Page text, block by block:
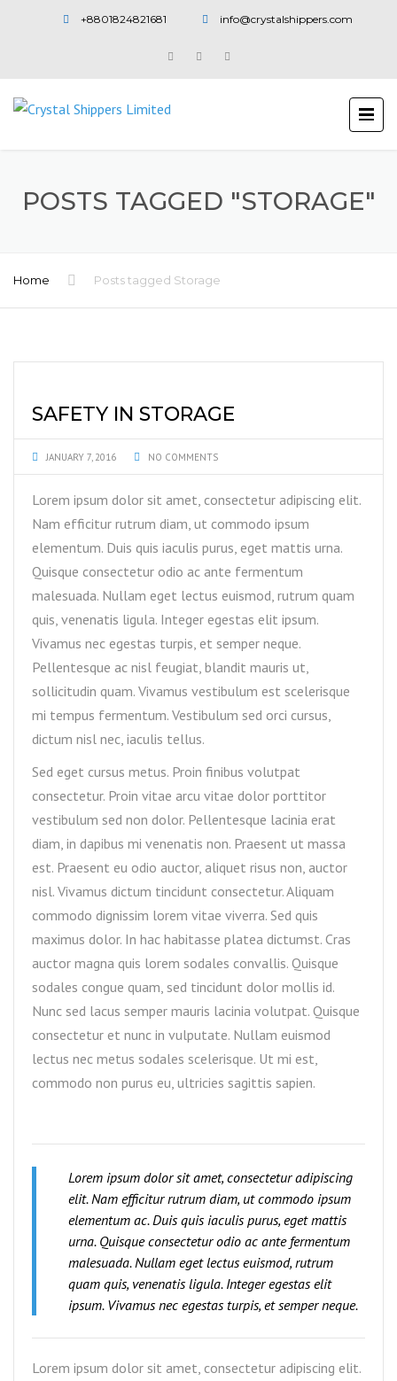
+8801824821681 info@crystalshippers.com
POSTS TAGGED "STORAGE"
Home Posts tagged Storage
SAFETY IN STORAGE
JANUARY 7, 2016 NO COMMENTS
Lorem ipsum dolor sit amet, consectetur adipiscing elit.
Nam efficitur rutrum diam, ut commodo ipsum
elementum. Duis quis iaculis purus, eget mattis urna.
Quisque consectetur odio ac ante fermentum
malesuada. Nullam eget lectus euismod, rutrum quam
quis, venenatis ligula. Integer egestas elit ipsum.
Vivamus nec egestas turpis, et semper neque.
Pellentesque ac nisl feugiat, blandit mauris ut,
sollicitudin quam. Vivamus vestibulum est scelerisque
mi tempus fermentum. Vestibulum sed orci cursus,
dictum nisl nec, iaculis tellus.
Sed eget cursus metus. Proin finibus volutpat
consectetur. Proin vitae arcu vitae dolor porttitor
vestibulum sed non dolor. Pellentesque lacinia erat
diam, in dapibus mi venenatis non. Praesent ut massa
est. Praesent eu odio auctor, aliquet risus non, auctor
nisl. Vivamus dictum tincidunt consectetur. Aliquam
commodo dignissim lorem vitae viverra. Sed quis
maximus dolor. In hac habitasse platea dictumst. Cras
auctor magna quis lorem sodales convallis. Quisque
sodales congue quam, sed tincidunt dolor mollis id.
Nunc sed lacus semper mauris lacinia volutpat. Quisque
consectetur et nunc in vulputate. Nullam euismod
lectus nec metus sodales scelerisque. Ut mi est,
commodo non purus eu, ultricies sagittis sapien.
Lorem ipsum dolor sit amet, consectetur adipiscing
elit. Nam efficitur rutrum diam, ut commodo ipsum
elementum ac. Duis quis iaculis purus, eget mattis
urna. Quisque consectetur odio ac ante fermentum
malesuada. Nullam eget lectus euismod, rutrum
quam quis, venenatis ligula. Integer egestas elit
ipsum. Vivamus nec egestas turpis, et semper neque.
Lorem ipsum dolor sit amet, consectetur adipiscing elit.